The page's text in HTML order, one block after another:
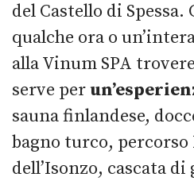
del Castello di
qualche ora o
alla Vinum SPA
serve per
sauna finlandese,
bagno turco,
dell’Isonzo, cascata